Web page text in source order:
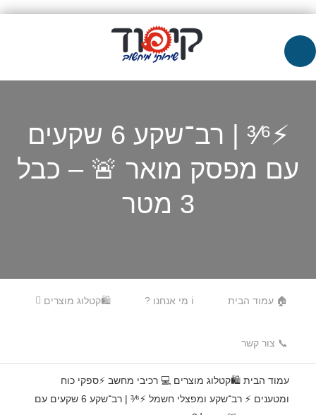
⚡³⁄⁶ | רב־שקע 6 שקעים
עם מפסק מואר 🚨 – כבל
3 מטר
Menu🏠 עמוד הבית
ℹ️ מי אנחנו ? 🛍️קטלוג מוצרים
📞 צור קשר
עמוד הבית 🛍️קטלוג מוצרים 💻 רכיבי מחשב ⚡ספקי כוח
ומטענים ⚡️ רב־שקע ומפצלי חשמל
⚡³⁄⁶ | רב־שקע 6 שקעים עם